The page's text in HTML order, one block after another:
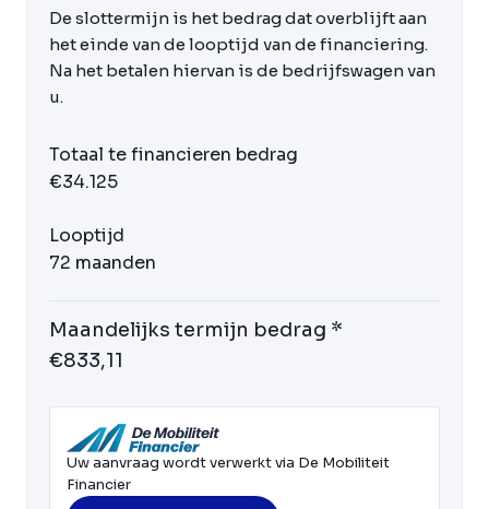
De slottermijn is het bedrag dat overblijft aan
het einde van de looptijd van de financiering.
Na het betalen hiervan is de bedrijfswagen van
u.
Totaal te financieren bedrag
€34.125
Looptijd
72 maanden
Maandelijks termijn bedrag *
€833,11
Uw aanvraag wordt verwerkt via De Mobiliteit
Financier